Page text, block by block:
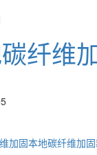
纤维
加固本地碳纤维加固